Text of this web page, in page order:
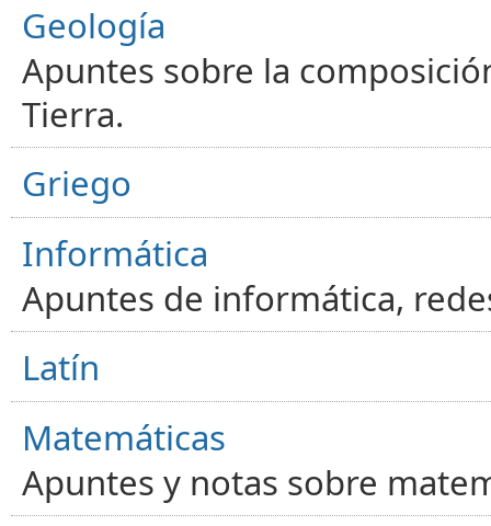
Geología
Apuntes sobre la
Tierra.
Griego
Informática
Apuntes de informática,
Latín
Matemáticas
Apuntes y notas sobre